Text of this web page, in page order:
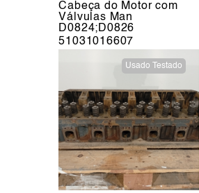
Cabeça do Motor com
Válvulas Man
D0824;D0826
51031016607
Usado Testado